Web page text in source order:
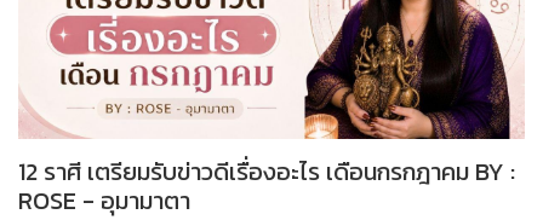
12 ราศี เตรียมรับข่าวดีเรื่องอะไร เดือนกรกฎาคม BY :
ROSE - อุมามาตา